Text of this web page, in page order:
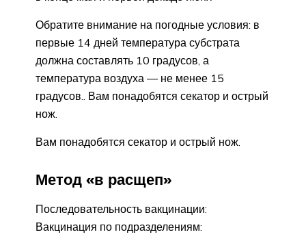
Обратите внимание на погодные условия: в
первые 14 дней температура субстрата
должна составлять 10 градусов, а
температура воздуха — не менее 15
градусов.. Вам понадобятся секатор и острый
нож.
Вам понадобятся секатор и острый нож.
Метод «в расщеп»
Последовательность вакцинации:
Вакцинация по подразделениям: